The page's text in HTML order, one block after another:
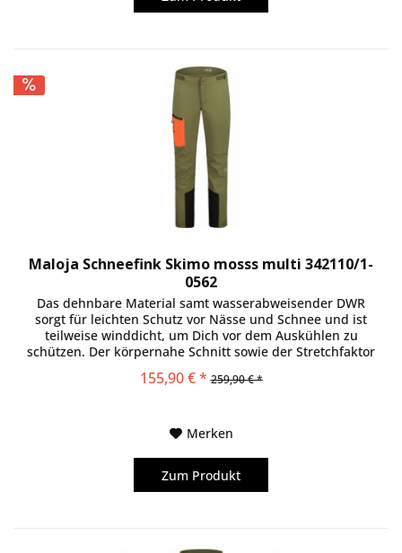
Maloja Schneefink Skimo mosss multi 342110/1-
0562
Das dehnbare Material samt wasserabweisender DWR
sorgt für leichten Schutz vor Nässe und Schnee und ist
teilweise winddicht, um Dich vor dem Auskühlen zu
schützen. Der körpernahe Schnitt sowie der Stretchfaktor
155,90 € * 259,90 € *
Merken
Zum Produkt